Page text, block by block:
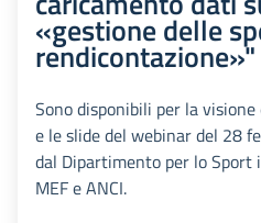
«gestione delle
rendicontazione»"
Sono disponibili per la
e le slide del webinar del 28
dal Dipartimento per lo Sport
MEF e ANCI.